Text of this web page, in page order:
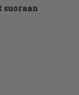
suoraan